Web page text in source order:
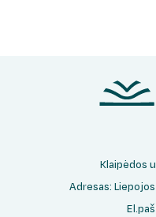
Klaipėdos
Adresas: